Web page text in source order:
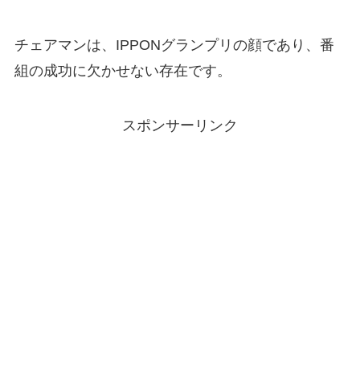
チェアマンは、IPPONグランプリの顔であり、番
組の成功に欠かせない存在です。
スポンサーリンク